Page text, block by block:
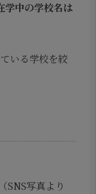
学中の学校名は
いる学校を絞
SNS写真より